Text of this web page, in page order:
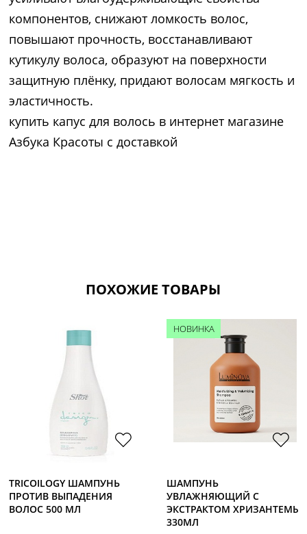
компонентов, снижают ломкость волос,
повышают прочность, восстанавливают
кутикулу волоса, образуют на поверхности
защитную плёнку, придают волосам мягкость и
эластичность.
купить капус для волось в интернет магазине
Азбука Красоты с доставкой
ПОХОЖИЕ ТОВАРЫ
TRICOILOGY ШАМПУНЬ
ПРОТИВ ВЫПАДЕНИЯ
ВОЛОС 500 МЛ
НОВИНКА
ШАМПУНЬ
УВЛАЖНЯЮЩИЙ С
ЭКСТРАКТОМ ХРИЗАНТЕМЫ
330МЛ